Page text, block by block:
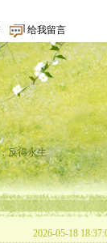
给我留言
反得永生
2026-05-18